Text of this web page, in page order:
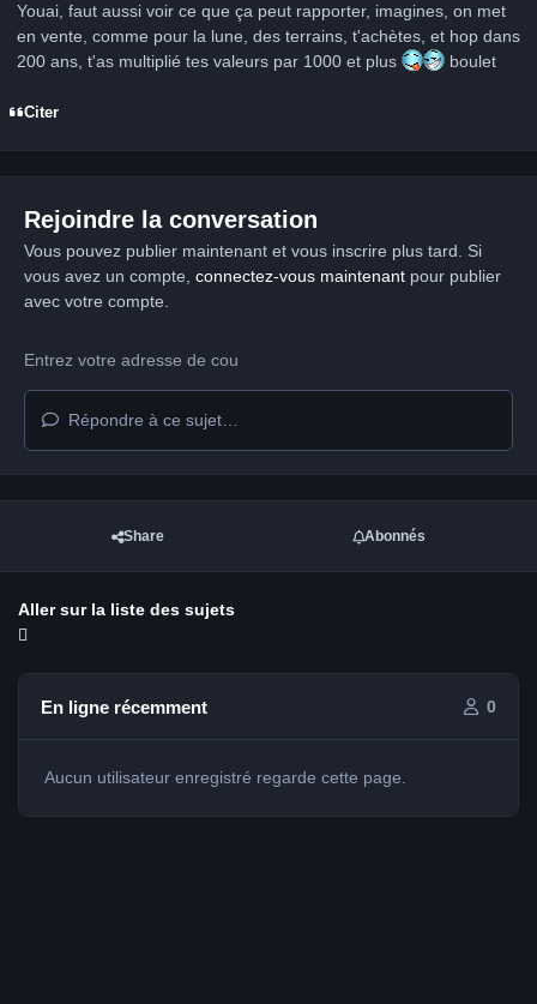
Youai, faut aussi voir ce que ça peut rapporter, imagines, on met
en vente, comme pour la lune, des terrains, t'achètes, et hop dans
200 ans, t'as multiplié tes valeurs par 1000 et plus
boulet
Citer
Rejoindre la conversation
Vous pouvez publier maintenant et vous inscrire plus tard. Si
vous avez un compte, connectez-vous maintenantpour publier
avec votre compte.
Répondre à ce sujet…
Share Abonnés
Aller sur la liste des sujets
En ligne récemment 0
Aucun utilisateur enregistré regarde cette page.